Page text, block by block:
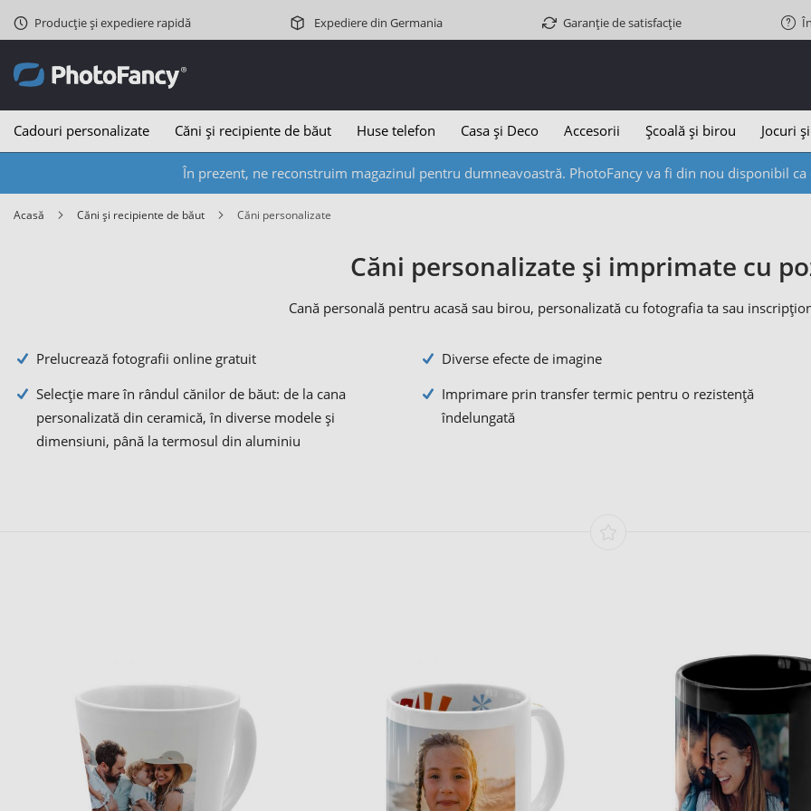
Producție și expediere rapidă Expediere din Germania Garanție de satisfacție
Cadouri personalizate Căni și recipiente de băut Huse telefon Casa și Deco Accesorii Școală și birou Jocuri
În prezent, ne reconstruim magazinul pentru dumneavoastră. PhotoFancy va fi din nou disponibil
Acasă Căni și recipiente de băut Căni personalizate
Căni personalizate și imprimate cu
Cană personală pentru acasă sau birou, personalizată cu fotografia ta sau
Prelucrează fotografii online gratuit
Selecție mare în rândul cănilor de băut: de la cana
personalizată din ceramică, în diverse modele și
dimensiuni, până la termosul din aluminiu
Diverse efecte de imagine
Imprimare prin transfer termic pentru o rezistență
îndelungată